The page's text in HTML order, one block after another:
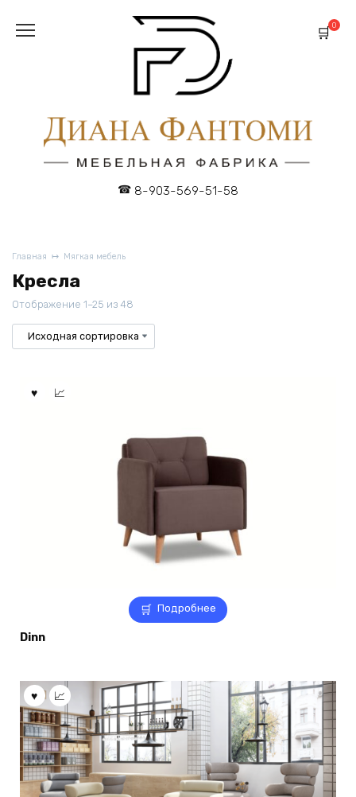
содержанию
8-903-569-51-58
0
Главная Мягкая мебель
Кресла
Отображение 1–25 из 48
Подробнее
Dinn